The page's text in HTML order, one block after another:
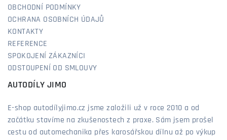
OBCHODNÍ PODMÍNKY
OCHRANA OSOBNÍCH ÚDAJŮ
KONTAKTY
REFERENCE
SPOKOJENÍ ZÁKAZNÍCI
ODSTOUPENÍ OD SMLOUVY
AUTODÍLY JIMO
E-shop autodílyjimo.cz jsme založili už v roce 2010 a od
začátku stavíme na zkušenostech z praxe. Sám jsem prošel
cestu od automechanika přes karosářskou dílnu až po výkup